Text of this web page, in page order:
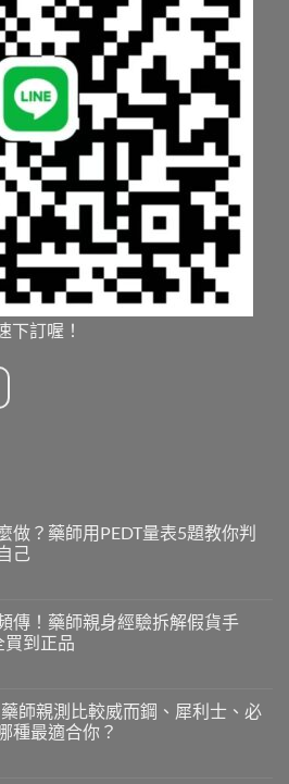
下訂喔！
做？藥師用PEDT量表5題教你判
己
傳！藥師親身經驗拆解假貨手
買到正品
師親測比較威而鋼、犀利士、必
種最適合你？